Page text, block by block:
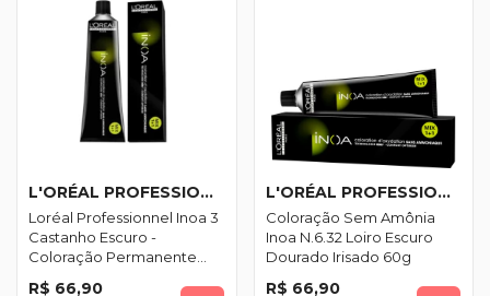
L'ORÉAL PROFESSIONNEL
Loréal Professionnel Inoa 3
Castanho Escuro -
Coloração Permanente
R$ 66,90
L'ORÉAL PROFESSIONNEL
Coloração Sem Amônia
Inoa N.6.32 Loiro Escuro
Dourado Irisado 60g
R$ 66,90